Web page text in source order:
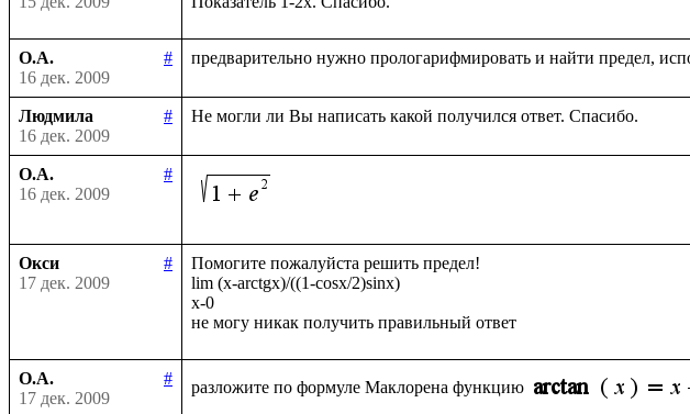
О.А.
#
16 дек. 2009
Людмила
#
16 дек. 2009
О.А.
#
16 дек. 2009
Окси
#
17 дек. 2009
Помогите пожалуйста решить предел!
lim (x-arctgx)/((1-cosx/2)sinx)
x-0
О.А.
#
17 дек. 2009
разложите по формуле Маклорена функцию